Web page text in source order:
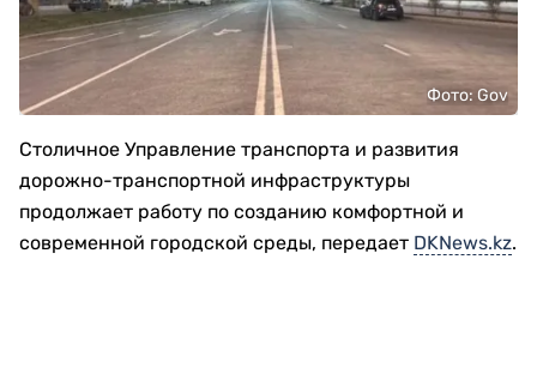
Фото: Gov
Столичное Управление транспорта и развития
дорожно-транспортной инфраструктуры
продолжает работу по созданию комфортной и
современной городской среды, передает DKNews.kz.